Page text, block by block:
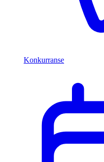
Konkurranse